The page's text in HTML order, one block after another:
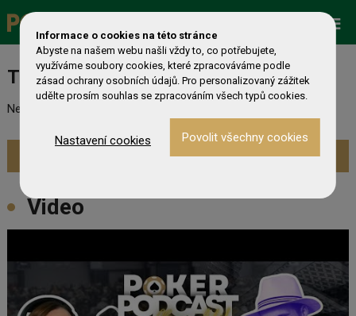
Turnaj nebyl nalezen
Nebyl nalezen odpovídající turnaj. Prevděpodobně již skončil.
Zobrazit aktuální turnaje »
Video
Informace o cookies na této stránce
Abyste na našem webu našli vždy to, co potřebujete,
využíváme soubory cookies, které zpracováváme podle
zásad ochrany osobních údajů. Pro personalizovaný zážitek
udělte prosím souhlas se zpracováním všech typů cookies.
Nastavení cookies